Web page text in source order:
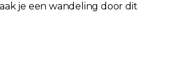
je een wandeling door dit